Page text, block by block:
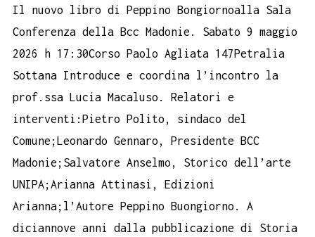
Il nuovo libro di Peppino Bongiornoalla Sala
Conferenza della Bcc Madonie. Sabato 9 maggio
2026 h 17:30Corso Paolo Agliata 147Petralia
Sottana Introduce e coordina l’incontro la
prof.ssa Lucia Macaluso. Relatori e
interventi:Pietro Polito, sindaco del
Comune;Leonardo Gennaro, Presidente BCC
Madonie;Salvatore Anselmo, Storico dell’arte
UNIPA;Arianna Attinasi, Edizioni
Arianna;l’Autore Peppino Buongiorno. A
diciannove anni dalla pubblicazione di Storia